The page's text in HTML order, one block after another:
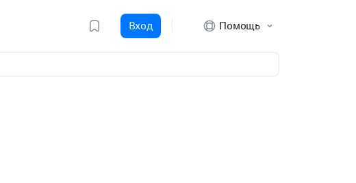
Вход Помощь